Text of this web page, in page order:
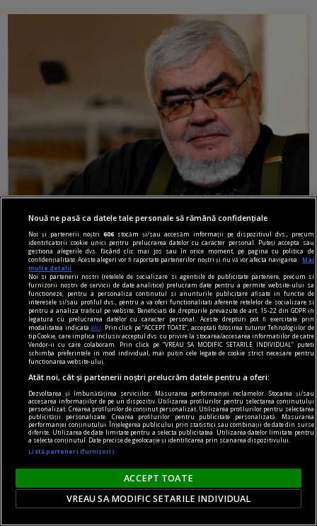
Cum trebuie să fie un președinte
Nu cred în nici o campanie electorală construită
pe negativitate, pe agresiune, pe obsesii strict
individuale.
Andrei PLEŞU
axa dus-întors
Nouă ne pasă ca datele tale personale să rămână confidențiale
Noi și partenerii noștri606 stocăm și/sau accesăm informații pe dispozitivul dvs., precum
identificatorii cookie unici pentru prelucrarea datelor cu caracter personal. Puteți accepta sau
gestiona alegerile dvs. făcând clic mai jos sau în orice moment, pe pagina cu politica de
confidențialitate. Aceste alegeri vor fi raportate partenerilor noștri și nu vă vor afecta navigarea.
Mai
multe detalii
Noi si partenerii nostri (retelele de socializare si agentiile de publicitate partenere, precum si
furnizorii nostri de servicii de date analitice) prelucram date pentru a permite website-ului sa
functioneze, pentru a personaliza continutul si anunturile publicitare afisate in functie de
interesele si/sau profilul dvs., pentru a va oferi functionalitati aferente retelelor de socializare si
pentru a analiza traficul pe website. Beneficiati de drepturile prevazute de art. 15-22 din GDPR in
legatura cu prelucrarea datelor cu caracter personal. Aceste drepturi pot fi exercitate prin
modalitatea indicataaici
. Prin click pe “ACCEPT TOATE”, acceptati folosirea tuturor Tehnologiilor de
tip Cookie, care implica inclusiv acceptul dvs. cu privire la stocarea/accesarea informatiilor de catre
Vendor-ii cu care colaboram. Prin click pe “VREAU SA MODIFIC SETARILE INDIVIDUAL” puteti
schimba preferintele in mod individual, mai putin cele legate de cookie strict necesare pentru
functionarea website-ului.
Atât noi, cât și partenerii noștri prelucrăm datele pentru a oferi:
Dezvoltarea și îmbunătățirea serviciilor. Măsurarea performanței reclamelor. Stocarea și/sau
accesarea informațiilor de pe un dispozitiv. Utilizarea profilurilor pentru selectarea conținutului
personalizat. Crearea profilurilor de conținut personalizat. Utilizarea profilurilor pentru selectarea
publicității personalizate. Crearea profilurilor pentru publicitate personalizată. Măsurarea
performanței conținutului. Înțelegerea publicului prin statistici sau combinații de date din surse
diferite. Utilizarea de date limitate pentru a selecta publicitatea. Utilizarea datelor limitate pentru
a selecta conținutul. Date precise de geolocație și identificarea prin scanarea dispozitivului.
Listă parteneri (furnizori)
ACCEPT TOATE
VREAU SA MODIFIC SETARILE INDIVIDUAL